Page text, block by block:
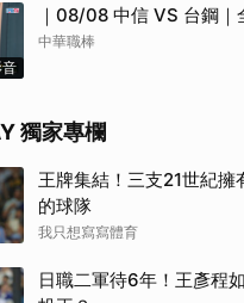
｜08/08 中信 VS 台鋼｜
中華職棒
獨家專欄
王牌集結！三支21世紀擁
的球隊
我只想寫寫體育
日職二軍待6年！王彥程